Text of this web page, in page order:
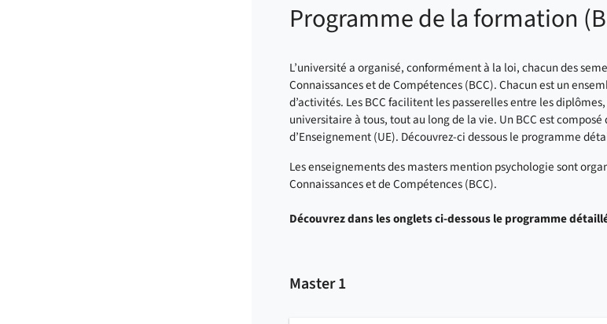
Programme de la formation
L’université a organisé, conformément à la loi, chacun des
Connaissances et de Compétences (BCC). Chacun est un
d’activités. Les BCC facilitent les passerelles entre les
universitaire à tous, tout au long de la vie. Un BCC est composé
d’Enseignement (UE). Découvrez-ci dessous le programme
Les enseignements des masters mention psychologie sont
Connaissances et de Compétences (BCC).
Découvrez dans les onglets ci-dessous le programme
Master 1